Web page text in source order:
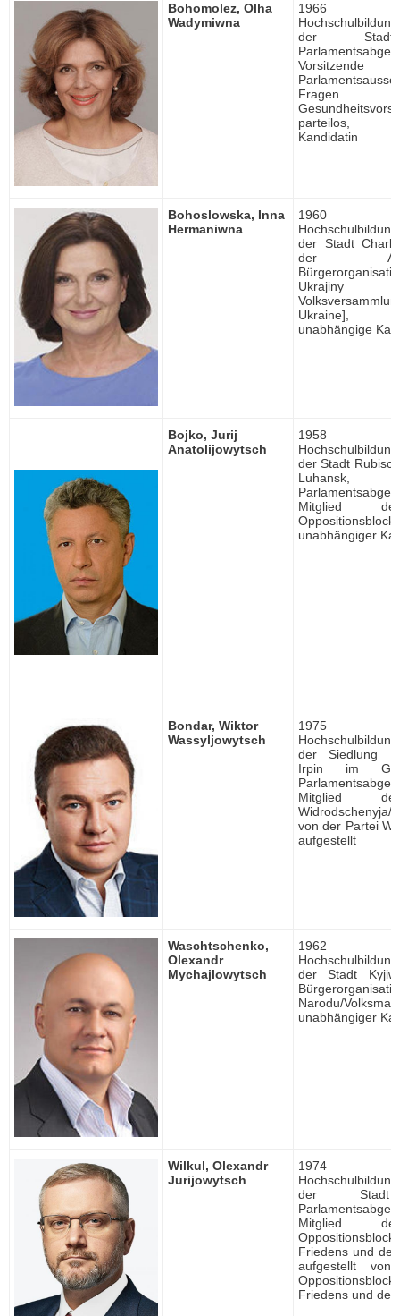
Bohomolez, Olha
Wadymiwna
1966
der
parteilos,
Kandidatin
Bohoslowska, Inna
Hermaniwna
1960
der Stadt
der
Ukrajiny
Ukraine],
unabhängige
Bojko, Jurij
Anatolijowytsch
1958
der Stadt
Luhansk,
Mitglied
Oppositionsblock,
unabhängiger
Bondar, Wiktor
Wassyljowytsch
1975
der Siedlung
Irpin im
Mitglied
Widrodschenyja/
von der Partei
aufgestellt
Waschtschenko,
Olexandr
Mychajlowytsch
1962
der Stadt
Narodu/
unabhängiger
Wilkul, Olexandr
Jurijowytsch
1974
der Stadt
Mitglied
Friedens und
aufgestellt
Friedens und der